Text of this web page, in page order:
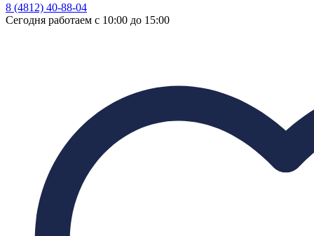
8 (4812) 40-88-04
Сегодня работаем с 10:00 до 15:00